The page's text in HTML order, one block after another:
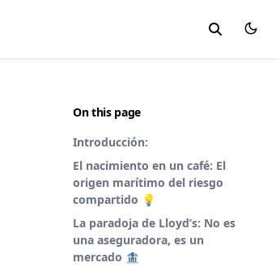
On this page
Introducción:
El nacimiento en un café: El
origen marítimo del riesgo
compartido 💡
La paradoja de Lloyd’s: No es
una aseguradora, es un
mercado 🏦